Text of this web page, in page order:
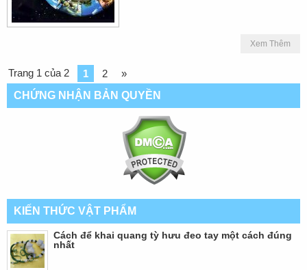
Xem Thêm
Trang 1 của 2 1 2
»
CHỨNG NHẬN BẢN QUYỀN
KIẾN THỨC VẬT PHẨM
Cách để khai quang tỳ hưu đeo tay một cách đúng
nhất